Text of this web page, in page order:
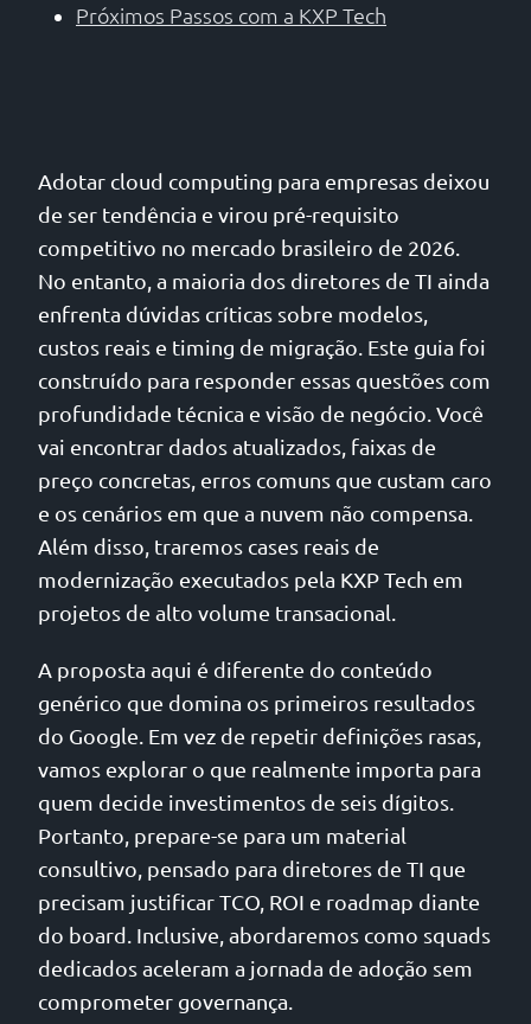
Próximos Passos com a KXP Tech
Adotar cloud computing para empresas deixou
de ser tendência e virou pré-requisito
competitivo no mercado brasileiro de 2026.
No entanto, a maioria dos diretores de TI ainda
enfrenta dúvidas críticas sobre modelos,
custos reais e timing de migração. Este guia foi
construído para responder essas questões com
profundidade técnica e visão de negócio. Você
vai encontrar dados atualizados, faixas de
preço concretas, erros comuns que custam caro
e os cenários em que a nuvem não compensa.
Além disso, traremos cases reais de
modernização executados pela KXP Tech em
projetos de alto volume transacional.
A proposta aqui é diferente do conteúdo
genérico que domina os primeiros resultados
do Google. Em vez de repetir definições rasas,
vamos explorar o que realmente importa para
quem decide investimentos de seis dígitos.
Portanto, prepare-se para um material
consultivo, pensado para diretores de TI que
precisam justificar TCO, ROI e roadmap diante
do board. Inclusive, abordaremos como squads
dedicados aceleram a jornada de adoção sem
comprometer governança.